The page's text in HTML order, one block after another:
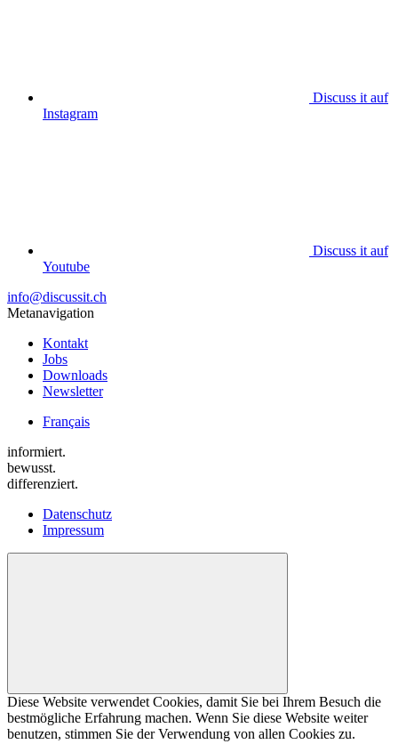
Discuss it auf
Instagram
Discuss it auf
Youtube
info@discussit.ch
Metanavigation
Kontakt
Jobs
Downloads
Newsletter
Français
informiert.
bewusst.
differenziert.
Datenschutz
Impressum
Diese Website verwendet Cookies, damit Sie bei Ihrem Besuch die
bestmögliche Erfahrung machen. Wenn Sie diese Website weiter
benutzen, stimmen Sie der Verwendung von allen Cookies zu.